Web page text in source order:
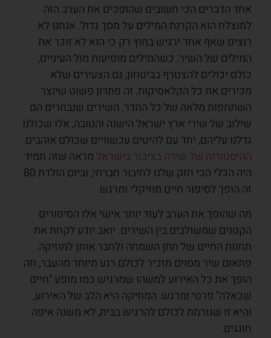
אחד הדברים הכי חשובים שהופכים את הערב הזה
למוצלח הוא הקרנת המילים על מסך גדול. אנחנו לא
רוצים שאף אחד ירגיש בחוץ רק כי הוא לא זוכר את
המילים של השיר. כשהמילים מופיעות מול העיניים,
כולם יכולים להצטרף בביטחון, גם הצעירים שלא
מכירים את כל הקלאסיקות. זה פתרון פשוט שיוצר
השתתפות מלאה של כל החדר. השירים שנבחרים הם
שילוב של שירי ארץ ישראל הישנה והטובה, אלו שכולנו
גדלנו עליהם, יחד עם להיטים עכשוויים שכולם אוהבים.
ההיסטוריה של שירה בציבור בישראל מראה שזה תמיד
היה הכלי הכי חזק שלנו לחיבור חברתי, וביום הולדת 80
זה הופך לסיפור חיים מוזיקלי ומרגש.
מה שהופך את הערב לעוד יותר אישי אלו הסיפורים
הקטנים שמשולבים בין השירים. יואב יודע לקחת את
תחנות החיים של חתן השמחה ולחבר אותן למוזיקה.
פתאום שיר מסוים מזכיר לכולם רגע מיוחד מהעבר, וזה
הופך את כל האירוע למשהו שמרגיש כמו מופע "חיים
שכאלה" פרטי ומרגש. המוזיקה היא הלב של האירוע,
והיא זו שגורמת לכולם להרגיש בבית, לא משנה איפה
חוגגים.